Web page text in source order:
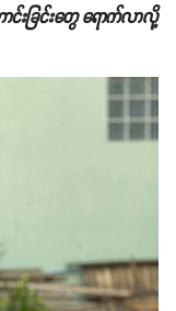
းခြင်းတွေ ရောက်လာလို့